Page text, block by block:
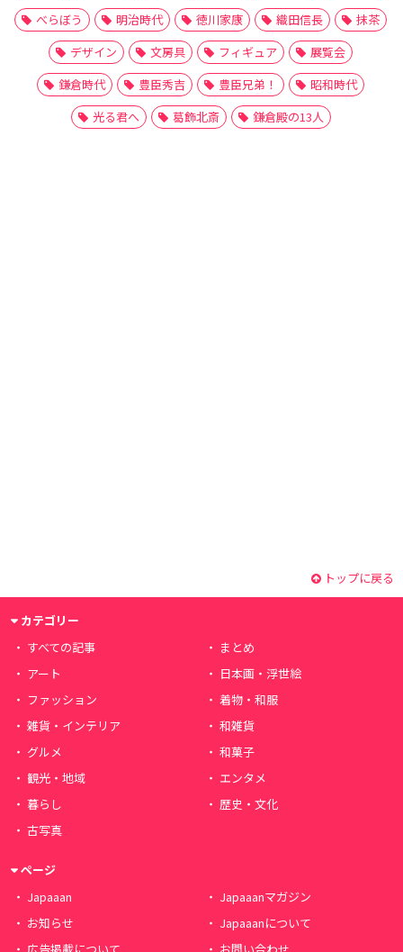
べらぼう
明治時代 徳川家康 織田信長
抹茶
デザイン
文房具 フィギュア
展覧会
鎌倉時代
豊臣秀吉 豊臣兄弟！
昭和時代
光る君へ
葛飾北斎 鎌倉殿の13人
トップに戻る
カテゴリー
すべての記事
まとめ
アート
日本画・浮世絵
ファッション
着物・和服
雑貨・インテリア
和雑貨
グルメ
和菓子
観光・地域
エンタメ
暮らし
歴史・文化
古写真
ページ
Japaaan
Japaaanマガジン
お知らせ
Japaaanについて